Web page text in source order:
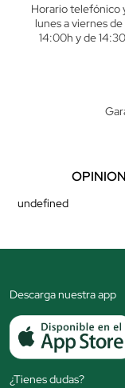
Horario telefónico
lunes a viernes
14:00h y de
undefined
Descarga nuestra app
¿Tienes dudas?